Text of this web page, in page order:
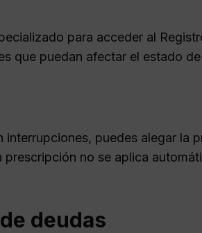
para acceder al
que puedan afectar el estado
puedes alegar la
no se aplica
deudas